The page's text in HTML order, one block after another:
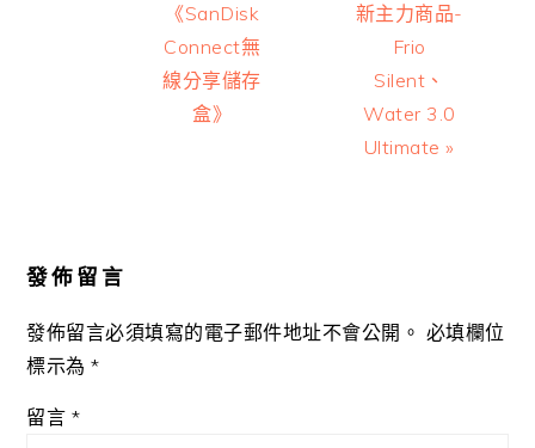
《SanDisk
Connect無
線分享儲存
盒》
新主力商品-
Frio
Silent、
Water 3.0
Ultimate »
發佈留言
發佈留言必須填寫的電子郵件地址不會公開。 必填欄位
標示為*
留言 *